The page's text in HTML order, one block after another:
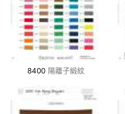
8400 陽離子緞紋